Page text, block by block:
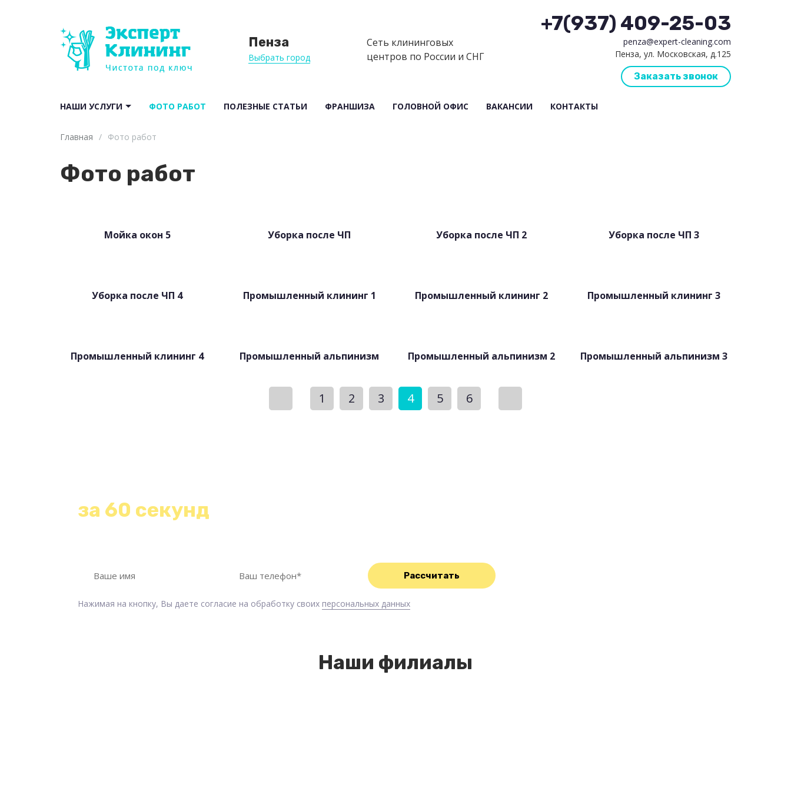
Пенза
Выбрать город
Сеть клининговых
центров по России и СНГ
+7(937) 409-25-03
penza@expert-cleaning.com
Пенза, ул. Московская, д.125
Заказать звонок
НАШИ УСЛУГИ ФОТО РАБОТ ПОЛЕЗНЫЕ СТАТЬИ ФРАНШИЗА ГОЛОВНОЙ ОФИС ВАКАНСИИ КОНТАКТЫ
Главная / Фото работ
Фото работ
Мойка окон 5 Уборка после ЧП Уборка после ЧП 2 Уборка после ЧП 3
Уборка после ЧП 4 Промышленный клининг 1 Промышленный клининг 2 Промышленный клининг 3
Промышленный клининг 4 Промышленный альпинизм Промышленный альпинизм 2 Промышленный альпинизм 3
1 2 3 4 5 6
за 60 секунд
Нажимая на кнопку, Вы даете согласие на обработку своих персональных данных
Наши филиалы